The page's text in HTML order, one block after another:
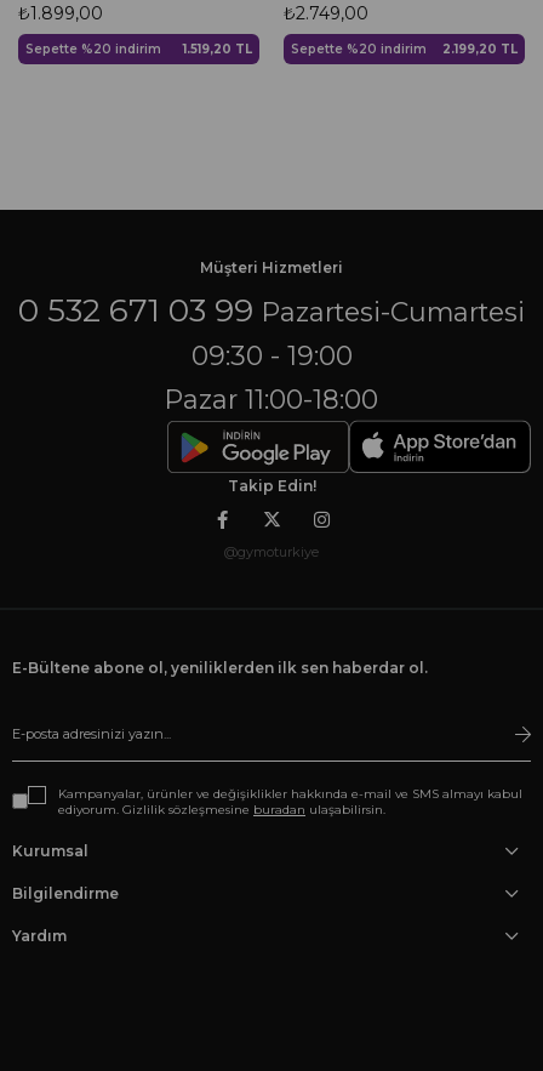
₺1.899,00
Sepette %20 indirim 1.519,20 TL
₺2.749,00
Sepette %20 indirim 2.199,20 TL
Müşteri Hizmetleri
0 532 671 03 99 Pazartesi-Cumartesi
09:30 - 19:00
Pazar 11:00-18:00
Takip Edin!
@gymoturkiye
E-Bültene abone ol, yeniliklerden ilk sen haberdar ol.
Kampanyalar, ürünler ve değişiklikler hakkında e-mail ve SMS almayı kabul
ediyorum. Gizlilik sözleşmesine buradan ulaşabilirsin.
Kurumsal
Bilgilendirme
Yardım